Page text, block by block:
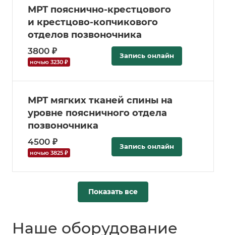
МРТ пояснично-крестцового
и крестцово-копчикового
отделов позвоночника
3800 ₽
ночью 3230 ₽
Запись онлайн
МРТ мягких тканей спины на
уровне поясничного отдела
позвоночника
4500 ₽
ночью 3825 ₽
Запись онлайн
Показать все
Наше оборудование